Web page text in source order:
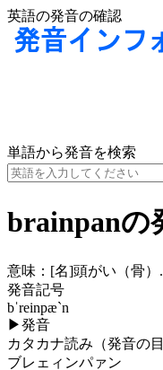
英語の発音の確認
単語から発音を検索
brainpanの
意味： [名]頭がい（骨）.
発音記号
bˈreinpæ`n
▶発音
カタカナ読み（発音の目
ブレェィンパァン